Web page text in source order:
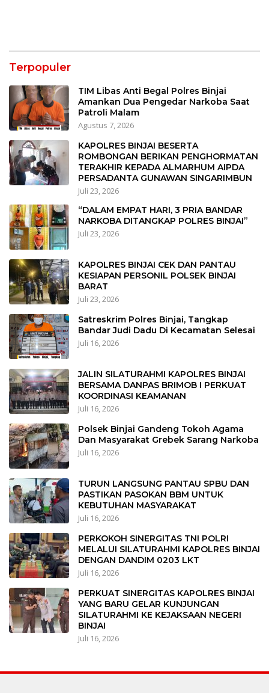
Terpopuler
TIM Libas Anti Begal Polres Binjai
Amankan Dua Pengedar Narkoba Saat
Patroli Malam
Agustus 7, 2026
KAPOLRES BINJAI BESERTA
ROMBONGAN BERIKAN PENGHORMATAN
TERAKHIR KEPADA ALMARHUM AIPDA
PERSADANTA GUNAWAN SINGARIMBUN
Juli 23, 2026
“DALAM EMPAT HARI, 3 PRIA BANDAR
NARKOBA DITANGKAP POLRES BINJAI”
Juli 23, 2026
KAPOLRES BINJAI CEK DAN PANTAU
KESIAPAN PERSONIL POLSEK BINJAI
BARAT
Juli 23, 2026
Satreskrim Polres Binjai, Tangkap
Bandar Judi Dadu Di Kecamatan Selesai
Juli 16, 2026
JALIN SILATURAHMI KAPOLRES BINJAI
BERSAMA DANPAS BRIMOB I PERKUAT
KOORDINASI KEAMANAN
Juli 16, 2026
Polsek Binjai Gandeng Tokoh Agama
Dan Masyarakat Grebek Sarang Narkoba
Juli 16, 2026
TURUN LANGSUNG PANTAU SPBU DAN
PASTIKAN PASOKAN BBM UNTUK
KEBUTUHAN MASYARAKAT
Juli 16, 2026
PERKOKOH SINERGITAS TNI POLRI
MELALUI SILATURAHMI KAPOLRES BINJAI
DENGAN DANDIM 0203 LKT
Juli 16, 2026
PERKUAT SINERGITAS KAPOLRES BINJAI
YANG BARU GELAR KUNJUNGAN
SILATURAHMI KE KEJAKSAAN NEGERI
BINJAI
Juli 16, 2026